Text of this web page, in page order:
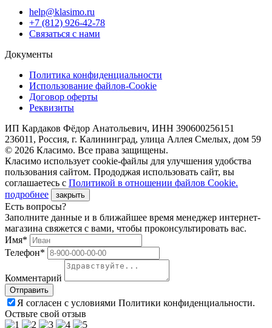
help@klasimo.ru
+7 (812) 926-42-78
Связаться с нами
Документы
Политика конфиденциальности
Использование файлов-Cookie
Договор оферты
Реквизиты
ИП Кардаков Фёдор Анатольевич, ИНН 390600256151
236011, Россия, г. Калининград, улица Аллея Смелых, дом 59
© 2026 Класимо. Все права защищены.
Класимо использует cookie-файлы для улучшения удобства
пользования сайтом. Прододжая использовать сайт, вы
соглашаетесь с Политикой в отношении файлов Сookie.
подробнее
закрыть
Есть вопросы?
Заполните данные и в ближайшее время менеджер интернет-
магазина свяжется с вами, чтобы проконсультировать вас.
Имя*
Телефон*
Комментарий
Я согласен с условиями Политики конфиденциальности.
Оствьте свой отзыв